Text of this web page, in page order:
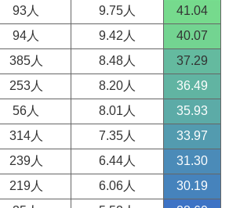
93人 9.75人
41.04
94人 9.42人
40.07
385人 8.48人
37.29
253人 8.20人
36.49
56人 8.01人
35.93
314人 7.35人
33.97
239人 6.44人
31.30
219人 6.06人
30.19